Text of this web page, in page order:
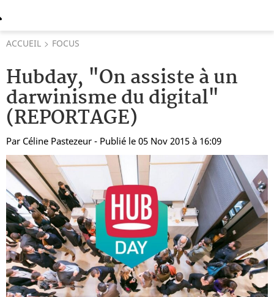
ACCUEIL FOCUS
Hubday, "On assiste à un
darwinisme du digital"
(REPORTAGE)
Par Céline Pastezeur - Publié le 05 Nov 2015 à 16:09